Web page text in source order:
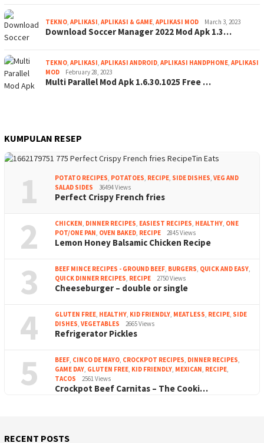
TEKNO, APLIKASI, APLIKASI & GAME, APLIKASI MOD March 3, 2023
Download Soccer Manager 2022 Mod Apk 1.3…
TEKNO, APLIKASI, APLIKASI ANDROID, APLIKASI HANDPHONE, APLIKASI
MOD
February 28, 2023
Multi Parallel Mod Apk 1.6.30.1025 Free …
KUMPULAN RESEP
1 POTATO RECIPES, POTATOES, RECIPE, SIDE DISHES, VEG AND
SALAD SIDES
36494 Views
Perfect Crispy French fries
2 CHICKEN, DINNER RECIPES, EASIEST RECIPES, HEALTHY, ONE
POT/ONE PAN, OVEN BAKED, RECIPE 2845 Views
Lemon Honey Balsamic Chicken Recipe
3 BEEF MINCE RECIPES - GROUND BEEF, BURGERS, QUICK AND EASY,
QUICK DINNER RECIPES, RECIPE 2750 Views
Cheeseburger – double or single
4 GLUTEN FREE, HEALTHY, KID FRIENDLY, MEATLESS, RECIPE, SIDE
DISHES, VEGETABLES 2665 Views
Refrigerator Pickles
5 BEEF, CINCO DE MAYO, CROCKPOT RECIPES, DINNER RECIPES,
GAME DAY, GLUTEN FREE, KID FRIENDLY, MEXICAN, RECIPE,
TACOS
2561 Views
Crockpot Beef Carnitas – The Cooki…
RECENT POSTS